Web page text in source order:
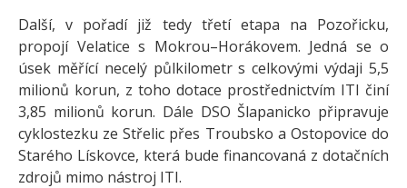
Další, v pořadí již tedy třetí etapa na Pozořicku,
propojí Velatice s Mokrou–Horákovem. Jedná se o
úsek měřící necelý půlkilometr s celkovými výdaji 5,5
milionů korun, z toho dotace prostřednictvím ITI činí
3,85 milionů korun. Dále DSO Šlapanicko připravuje
cyklostezku ze Střelic přes Troubsko a Ostopovice do
Starého Lískovce, která bude financovaná z dotačních
zdrojů mimo nástroj ITI.